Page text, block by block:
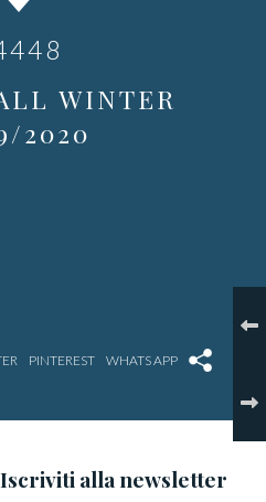
WINTER
2020
Iscriviti alla newsletter